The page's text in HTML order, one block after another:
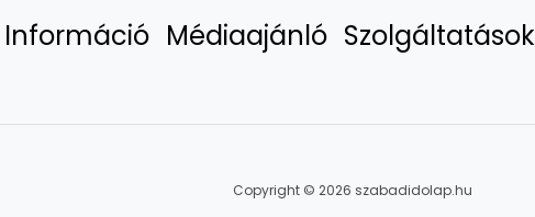
Információ Médiaajánló Szolgáltatások
Copyright © 2026 szabadidolap.hu